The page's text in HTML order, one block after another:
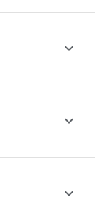


